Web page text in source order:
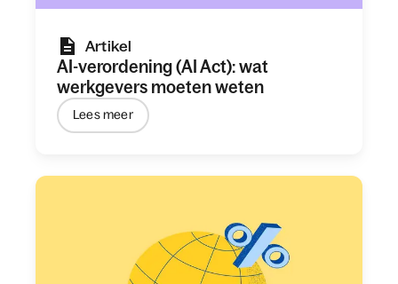
Artikel
AI-verordening (AI Act): wat
werkgevers moeten weten
Lees meer